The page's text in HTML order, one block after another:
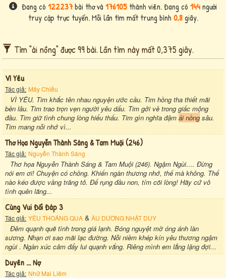
Đang có 122237bài thơ và 176105 thành viên. Đang có 144người
truy cập trực tuyến. Mỗi lần tìm mất trung bình 0,8giây.
Tìm "ái nồng" được 99 bài. Lần tìm này mất 0,375 giây.
Vì Yêu
Tác giả: Mây Chiều
VÌ YÊU. Tim khắc tên nhau nguyện ước cầu. Tim hồng tha thiết mãi
bền lâu. Tim trao trọn vẹn người yêu dấu. Tim gởi về trong giấc mộng
đầu. Tim giữ tình chung lòng hiểu thấu. Tim gìn nghĩa đậm ái nồng sâu.
Tim mang nỗi nhớ vì...
Thơ Họa Nguyễn Thành Sáng & Tam Muội (246)
Tác giả: Nguyễn Thành Sáng
Thơ họa Nguyễn Thành Sáng & Tam Muội (246). Ngậm Ngùi…. Đừng
nói em ơi! Chuyện có chồng. Khiến ngàn thương nhớ, thế mà không. Thể
nào kéo được vầng trăng tỏ. Để rụng đầu non, tím cõi lòng! Hãy cứ vô
tình quên lãng...
Cùng Vui Đối Đáp 3
Tác giả: YÊU THOÁNG QUA & ÂU DƯƠNG NHẬT DUY
Đêm quạnh quẽ tình trong giá lạnh. Bóng nguyệt mờ óng ánh làn
sương. Nhạn ơi sao mãi lạc đường. Nỗi niềm khép kín yêu thương ngậm
ngùi . Ngàn xúc cảm đẩy lui quạnh vắng. Riêng mình em lẳng lặng đợi...
Duyên ... Nợ
Tác giả: Nhữ Mai Liêm